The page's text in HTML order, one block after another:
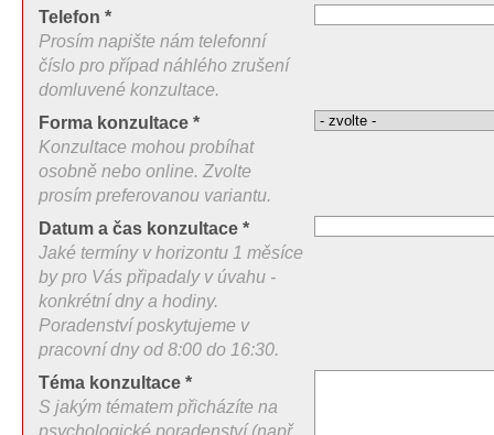
Telefon *
Prosím napište nám telefonní
číslo pro případ náhlého zrušení
domluvené konzultace.
Forma konzultace *
Konzultace mohou probíhat
osobně nebo online. Zvolte
prosím preferovanou variantu.
Datum a čas konzultace *
Jaké termíny v horizontu 1 měsíce
by pro Vás připadaly v úvahu -
konkrétní dny a hodiny.
Poradenství poskytujeme v
pracovní dny od 8:00 do 16:30.
Téma konzultace *
S jakým tématem přicházíte na
psychologické poradenství (např.